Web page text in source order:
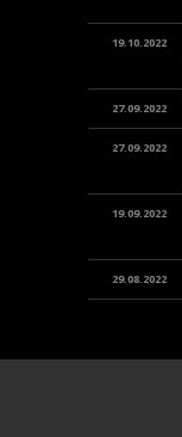
19.10.2022
27.09.2022
27.09.2022
19.09.2022
29.08.2022